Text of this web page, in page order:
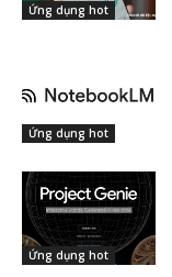
Ứng dụng hot
Ứng dụng hot
Ứng dụng hot